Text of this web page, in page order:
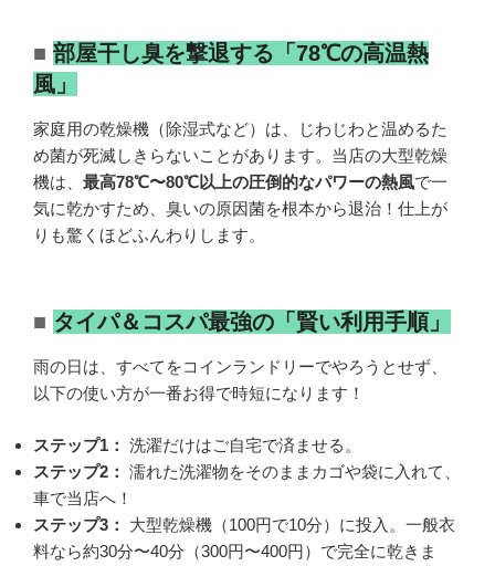
■ 部屋干し臭を撃退する「78℃の高温熱
風」
家庭用の乾燥機（除湿式など）は、じわじわと温めるた
め菌が死滅しきらないことがあります。当店の大型乾燥
機は、 最高78℃〜80℃以上の圧倒的なパワーの熱風で一
気に乾かすため、臭いの原因菌を根本から退治！仕上が
りも驚くほどふんわりします。
■ タイパ＆コスパ最強の「賢い利用手順」
雨の日は、すべてをコインランドリーでやろうとせず、
以下の使い方が一番お得で時短になります！
ステップ1： 洗濯だけはご自宅で済ませる。
ステップ2： 濡れた洗濯物をそのままカゴや袋に入れて、
車で当店へ！
ステップ3：
大型乾燥機（100円で10分）に投入。一般衣
料なら約30分〜40分（300円〜400円）で完全に乾きま